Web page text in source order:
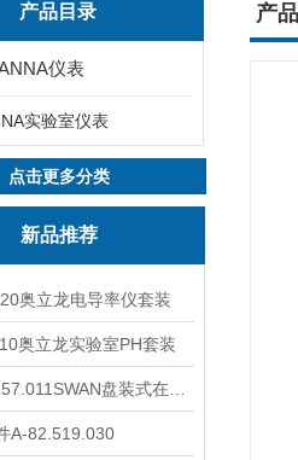
产品目录
仪表
实验室仪表
点击更多分类
新品推荐
奥立龙电导率仪套装
奥立龙实验室PH套装
A-82.519.030
产